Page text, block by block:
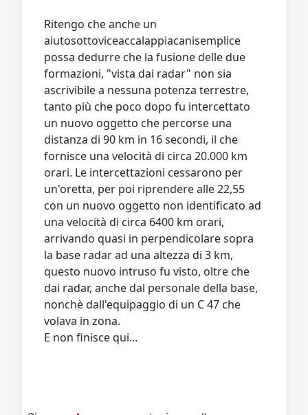
Ritengo che anche un
aiutosottoviceaccalappiacanisemplice
possa dedurre che la fusione delle due
formazioni, "vista dai radar" non sia
ascrivibile a nessuna potenza terrestre,
tanto più che poco dopo fu intercettato
un nuovo oggetto che percorse una
distanza di 90 km in 16 secondi, il che
fornisce una velocità di circa 20.000 km
orari. Le intercettazioni cessarono per
un'oretta, per poi riprendere alle 22,55
con un nuovo oggetto non identificato ad
una velocità di circa 6400 km orari,
arrivando quasi in perpendicolare sopra
la base radar ad una altezza di 3 km,
questo nuovo intruso fu visto, oltre che
dai radar, anche dal personale della base,
nonchè dall'equipaggio di un C 47 che
volava in zona.
E non finisce qui...